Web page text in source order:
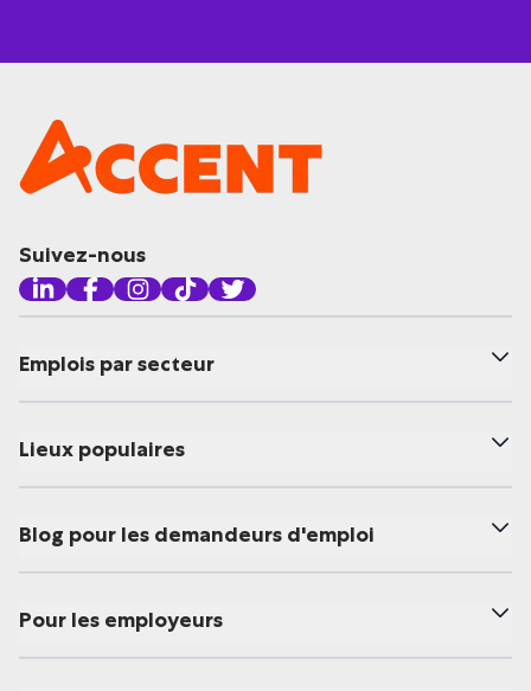
Suivez-nous
Emplois par secteur
Lieux populaires
Blog pour les demandeurs d'emploi
Pour les employeurs